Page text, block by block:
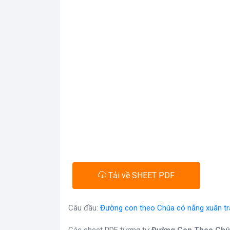
Tải về SHEET PDF
Câu đầu: Đường con theo Chúa có nắng xuân